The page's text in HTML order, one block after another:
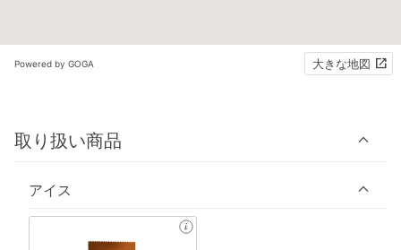
Powered by GOGA 大きな地図
取り扱い商品
アイス